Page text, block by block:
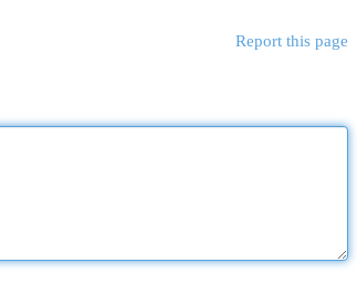
Report this page